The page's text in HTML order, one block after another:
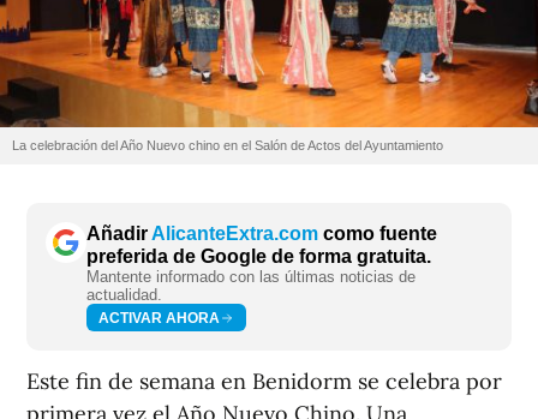
La celebración del Año Nuevo chino en el Salón de Actos del Ayuntamiento
AñadirAlicanteExtra.com como fuente
preferida de Google de forma gratuita.
Mantente informado con las últimas noticias de
actualidad.
ACTIVAR AHORA
Este fin de semana en Benidorm se celebra por